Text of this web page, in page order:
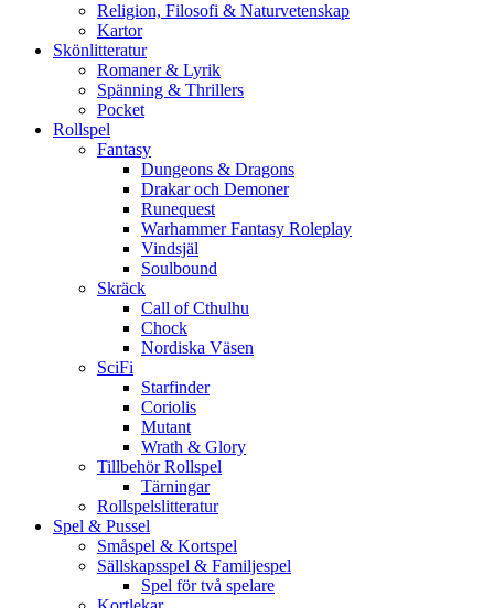
Religion, Filosofi & Naturvetenskap
Kartor
Skönlitteratur
Romaner & Lyrik
Spänning & Thrillers
Pocket
Rollspel
Fantasy
Dungeons & Dragons
Drakar och Demoner
Runequest
Warhammer Fantasy Roleplay
Vindsjäl
Soulbound
Skräck
Call of Cthulhu
Chock
Nordiska Väsen
SciFi
Starfinder
Coriolis
Mutant
Wrath & Glory
Tillbehör Rollspel
Tärningar
Rollspelslitteratur
Spel & Pussel
Småspel & Kortspel
Sällskapsspel & Familjespel
Spel för två spelare